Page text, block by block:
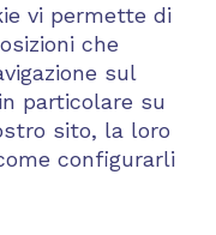
vi permette di
che
sul
particolare su
sito, la loro
configurarli